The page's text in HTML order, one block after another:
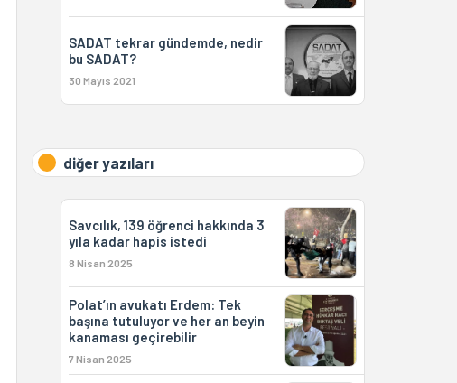
SADAT tekrar gündemde, nedir
bu SADAT?
30 Mayıs 2021
diğer yazıları
Savcılık, 139 öğrenci hakkında 3
yıla kadar hapis istedi
8 Nisan 2025
Polat’ın avukatı Erdem: Tek
başına tutuluyor ve her an beyin
kanaması geçirebilir
7 Nisan 2025